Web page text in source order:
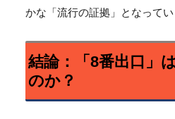
かな「流行の証拠」となってい
結論：「8番出口」
のか？